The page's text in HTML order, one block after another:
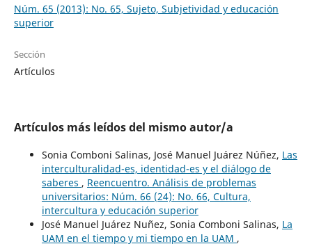
Núm. 65 (2013): No. 65, Sujeto, Subjetividad y educación
superior
Sección
Artículos
Artículos más leídos del mismo autor/a
Sonia Comboni Salinas, José Manuel Juárez Núñez, Las
interculturalidad-es, identidad-es y el diálogo de
saberes , Reencuentro. Análisis de problemas
universitarios: Núm. 66 (24): No. 66, Cultura,
intercultura y educación superior
José Manuel Juárez Nuñez, Sonia Comboni Salinas, La
UAM en el tiempo y mi tiempo en la UAM ,